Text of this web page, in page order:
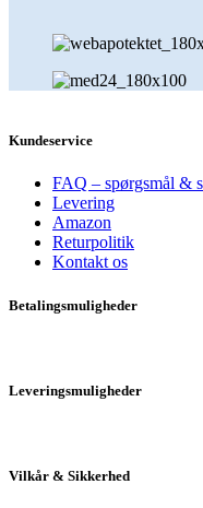
Kundeservice
FAQ – spørgsmål &
Levering
Amazon
Returpolitik
Kontakt os
Betalingsmuligheder
Leveringsmuligheder
Vilkår & Sikkerhed